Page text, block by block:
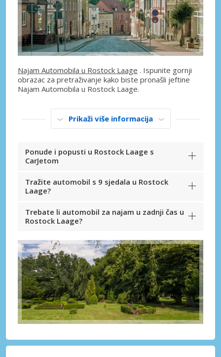
Najam Automobila u Rostock Laage . Ispunite gornji
obrazac za pretraživanje kako biste pronašli jeftine
Najam Automobila u Rostock Laage.
Prikaži više informacija
Ponude i popusti u Rostock Laage s
CarJetom
Tražite automobil s 9 sjedala u Rostock
Laage?
Trebate li automobil za najam u zadnji čas u
Rostock Laage?